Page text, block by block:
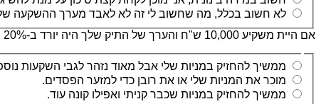
לא חשוב בכלל, מה שחשוב לי זה לא לאבד מערך ההשקעה
אם היית משקיע 10,000 ש"ח והערך של התיק שלך היה יורד ב-20% בחודש אחד, מה היית עושה?
ממשיך להחזיק במניות שלי אבל מאוד נזהר לגבי השקעות
מוכר את המניות שלי או את רובן כדי למזער הפסדים.
ממשיך להחזיק במניות שכבר קניתי ואפילו קונה עוד.